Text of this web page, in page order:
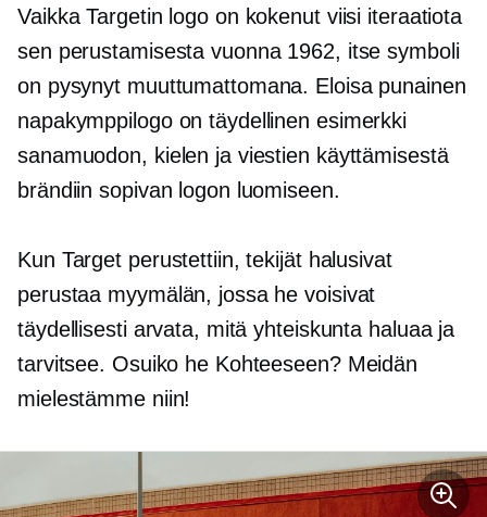
Vaikka Targetin logo on kokenut viisi iteraatiota
sen perustamisesta vuonna 1962, itse symboli
on pysynyt muuttumattomana. Eloisa punainen
napakymppilogo on täydellinen esimerkki
sanamuodon, kielen ja viestien käyttämisestä
brändiin sopivan logon luomiseen.
Kun Target perustettiin, tekijät halusivat
perustaa myymälän, jossa he voisivat
täydellisesti arvata, mitä yhteiskunta haluaa ja
tarvitsee. Osuiko he Kohteeseen? Meidän
mielestämme niin!